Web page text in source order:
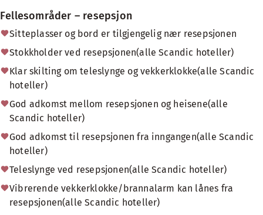
Fellesområder – resepsjon
Sitteplasser og bord er tilgjengelig nær resepsjonen
Stokkholder ved resepsjonen(alle Scandic hoteller)
Klar skilting om teleslynge og vekkerklokke(alle Scandic
hoteller)
God adkomst mellom resepsjonen og heisene(alle
Scandic hoteller)
God adkomst til resepsjonen fra inngangen(alle Scandic
hoteller)
Teleslynge ved resepsjonen(alle Scandic hoteller)
Vibrerende vekkerklokke/brannalarm kan lånes fra
resepsjonen(alle Scandic hoteller)